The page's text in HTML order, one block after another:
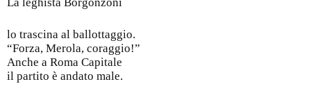
La leghista Borgonzoni
lo trascina al ballottaggio.
“Forza, Merola, coraggio!”
Anche a Roma Capitale
il partito è andato male.